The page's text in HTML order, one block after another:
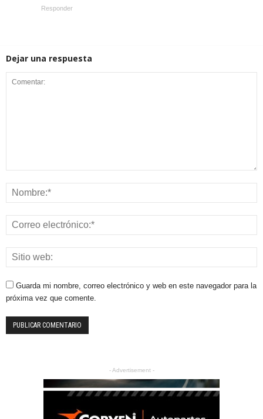
Responder
Dejar una respuesta
Guarda mi nombre, correo electrónico y web en este navegador para la
próxima vez que comente.
- Advertisement -